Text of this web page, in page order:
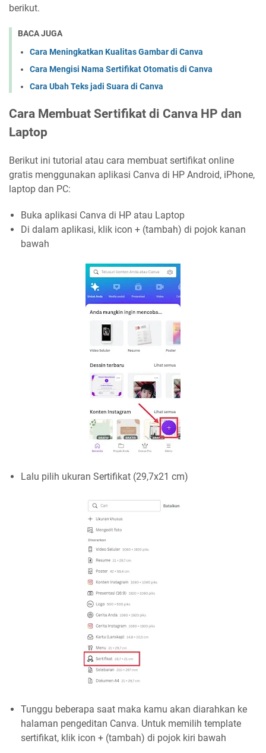
berikut.
BACA JUGA
Cara Meningkatkan Kualitas Gambar di Canva
Cara Mengisi Nama Sertifikat Otomatis di Canva
Cara Ubah Teks jadi Suara di Canva
Cara Membuat Sertifikat di Canva HP dan
Laptop
Berikut ini tutorial atau cara membuat sertifikat online
gratis menggunakan aplikasi Canva di HP Android, iPhone,
laptop dan PC:
Buka aplikasi Canva di HP atau Laptop
Di dalam aplikasi, klik icon + (tambah) di pojok kanan
bawah
Lalu pilih ukuran Sertifikat (29,7x21 cm)
Tunggu beberapa saat maka kamu akan diarahkan ke
halaman pengeditan Canva. Untuk memilih template
sertifikat, klik icon + (tambah) di pojok kiri bawah